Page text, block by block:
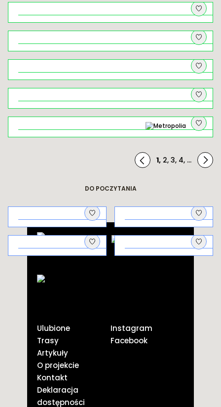
rowerowa przez Dolinki Krakowskie
Rabka-Zdrój – od muzealnych
skarbów po zbójeckie legendy
Brzankowe zjazdy i podjazdy
Żegiestów – uzdrowisko, które
ponownie zaczyna istnieć
Rowerem przez Ciężkowicko–
Rożnowski Park Krajobrazowy
1, 2, 3, 4, ...
DO POCZYTANIA
Architektura
uzdrowiskowa
Na piknik!
Galicyjscy
odkrycie
Kto co pierwszy
Ulubione
Trasy
Artykuły
O projekcie
Kontakt
Deklaracja
dostępności
Instagram
Facebook